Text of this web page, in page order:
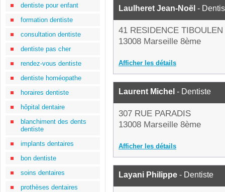
dentiste pour enfant
formation dentiste
consultation dentiste
dentiste pas cher
rendez-vous dentiste
dentiste homéopathe
horaires dentiste
hôpital dentaire
blanchiment des dents
dentiste
implants dentaires
bon dentiste
soins dentaires
prothèses dentaires
Laulheret Jean-Noël -
41 RESIDENCE TIBOULEN
13008 Marseille 8ème
Afficher les détails
Laurent Michel - Dentiste
307 RUE PARADIS
13008 Marseille 8ème
Afficher les détails
Layani Philippe - Dentiste